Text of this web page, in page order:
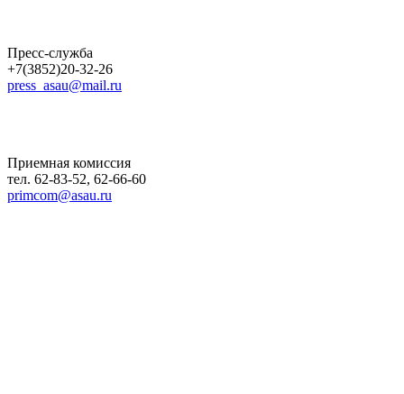
Пресс-служба
+7(3852)20-32-26
press_asau@mail.ru
Приемная комиссия
тел. 62-83-52, 62-66-60
primcom@asau.ru